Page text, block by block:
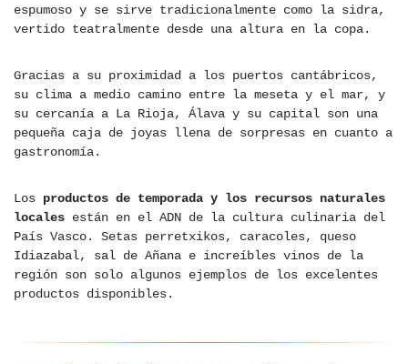
espumoso y se sirve tradicionalmente como la sidra,
vertido teatralmente desde una altura en la copa.
Gracias a su proximidad a los puertos cantábricos,
su clima a medio camino entre la meseta y el mar, y
su cercanía a La Rioja, Álava y su capital son una
pequeña caja de joyas llena de sorpresas en cuanto a
gastronomía.
Los productos de temporada y los recursos naturales
locales están en el ADN de la cultura culinaria del
País Vasco. Setas perretxikos, caracoles, queso
Idiazabal, sal de Añana e increíbles vinos de la
región son solo algunos ejemplos de los excelentes
productos disponibles.